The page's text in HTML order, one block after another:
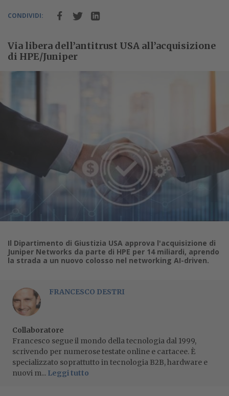
CONDIVIDI:
Via libera dell’antitrust USA all’acquisizione
di HPE/Juniper
Il Dipartimento di Giustizia USA approva l'acquisizione di
Juniper Networks da parte di HPE per 14 miliardi, aprendo
la strada a un nuovo colosso nel networking AI-driven.
FRANCESCO DESTRI
Collaboratore
Francesco segue il mondo della tecnologia dal 1999,
scrivendo per numerose testate online e cartacee. È
specializzato soprattutto in tecnologia B2B, hardware e
nuovi m... Leggi tutto